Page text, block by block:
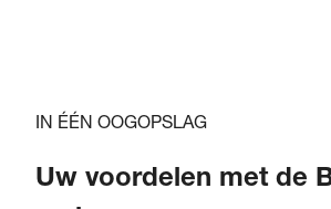
IN ÉÉN OOGOPSLAG
Uw voordelen met de